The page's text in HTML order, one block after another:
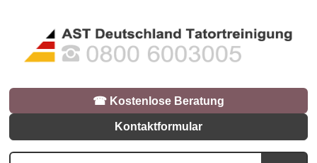
☎︎ Kostenlose Beratung
Kontaktformular